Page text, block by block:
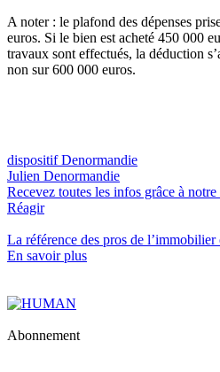
A noter : le plafond des dépenses
euros. Si le bien est acheté 450 000
travaux sont effectués, la déduction
non sur 600 000 euros.
dispositif Denormandie
Julien Denormandie
Recevez toutes les infos grâce à
Réagir
La référence des pros de l’immobilier
En savoir plus
Abonnement